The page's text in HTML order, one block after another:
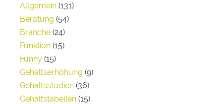
Allgemein (131)
Beratung (54)
Branche (24)
Funktion (15)
Funny (15)
Gehaltserhöhung (9)
Gehaltsstudien (36)
Gehaltstabellen (15)